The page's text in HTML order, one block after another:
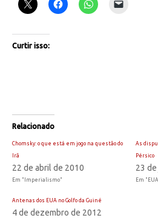
Curtir isso:
Relacionado
Chomsky: o que está em jogo na questão do
Irã
22 de abril de 2010
Em "Imperialismo"
As
Pérsico
23
Em
Antenas dos EUA no Golfo da Guiné
4 de dezembro de 2012